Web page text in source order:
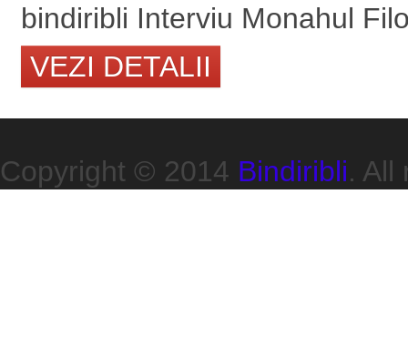
bindiribli Interviu Monahul
VEZI DETALII
Copyright © 2014 Bindiribli. All